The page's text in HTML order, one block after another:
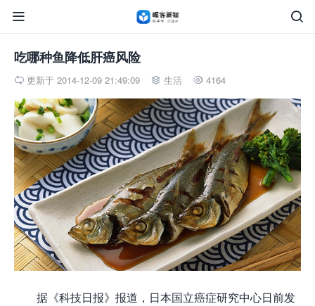


吃哪种鱼降低肝癌风险
 更新于 2014-12-09 21:49:09  生活  4164
据《科技日报》报道，日本国立癌症研究中心日前发